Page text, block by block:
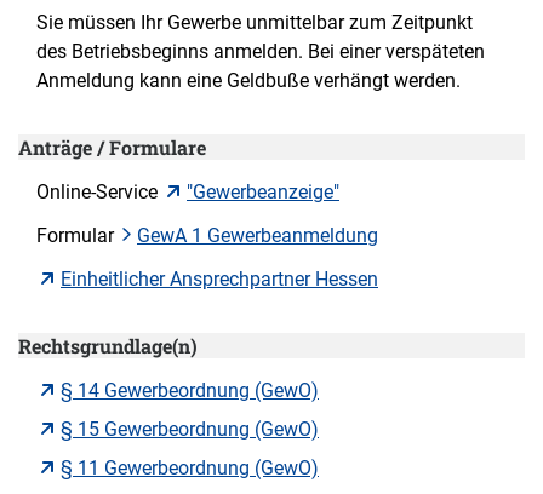
Sie müssen Ihr Gewerbe unmittelbar zum Zeitpunkt
des Betriebsbeginns anmelden. Bei einer verspäteten
Anmeldung kann eine Geldbuße verhängt werden.
Anträge / Formulare
Online-Service
"Gewerbeanzeige"
Formular
GewA 1 Gewerbeanmeldung
Einheitlicher Ansprechpartner Hessen
Rechtsgrundlage(n)
§ 14 Gewerbeordnung (GewO)
§ 15 Gewerbeordnung (GewO)
§ 11 Gewerbeordnung (GewO)